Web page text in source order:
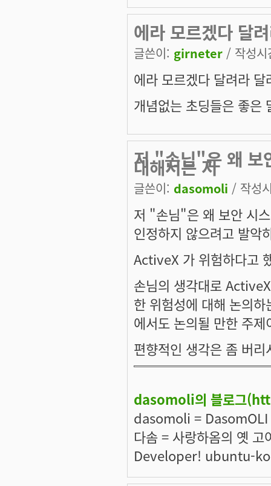
에라 모르겠다 달
글쓴이: girneter / 작성
에라 모르겠다 달려라 달
개념없는 초딩들은 좋은
저 "손님"은 왜 보
대해서는 저
글쓴이: dasomoli / 작성
저 "손님"은 왜 보안 시
인정하지 않으려고 발악
ActiveX 가 위험하다고
손님의 생각대로
한 위험성에 대해 논의
에서도 논의될 만한 주제
편향적인 생각은 좀 버
dasomoli의 블로그(
dasomoli = DasomOLI
다솜 = 사랑하옴의 옛 고
Developer! ubuntu-